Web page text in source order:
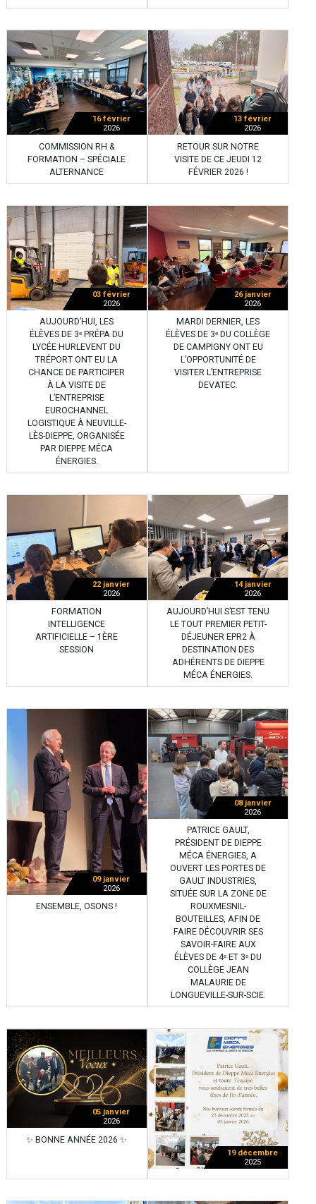
16 février
2026
COMMISSION RH &
FORMATION – SPÉCIALE
ALTERNANCE
13 février
2026
RETOUR SUR NOTRE
VISITE DE CE JEUDI 12
FÉVRIER 2026 !
03 février
2026
AUJOURD’HUI, LES
ÉLÈVES DE 3ᵉ PRÉPA DU
LYCÉE HURLEVENT DU
TRÉPORT ONT EU LA
CHANCE DE PARTICIPER
À LA VISITE DE
L’ENTREPRISE
EUROCHANNEL
LOGISTIQUE À NEUVILLE-
LÈS-DIEPPE, ORGANISÉE
PAR DIEPPE MÉCA
ÉNERGIES.
26 janvier
2026
MARDI DERNIER, LES
ÉLÈVES DE 3ᵉ DU COLLÈGE
DE CAMPIGNY ONT EU
L’OPPORTUNITÉ DE
VISITER L’ENTREPRISE
DEVATEC.
22 janvier
2026
FORMATION
INTELLIGENCE
ARTIFICIELLE – 1ÈRE
SESSION
14 janvier
2026
AUJOURD’HUI S’EST TENU
LE TOUT PREMIER PETIT-
DÉJEUNER EPR2 À
DESTINATION DES
ADHÉRENTS DE DIEPPE
MÉCA ÉNERGIES.
09 janvier
2026
ENSEMBLE, OSONS !
08 janvier
2026
PATRICE GAULT,
PRÉSIDENT DE DIEPPE
MÉCA ÉNERGIES, A
OUVERT LES PORTES DE
GAULT INDUSTRIES,
SITUÉE SUR LA ZONE DE
ROUXMESNIL-
BOUTEILLES, AFIN DE
FAIRE DÉCOUVRIR SES
SAVOIR-FAIRE AUX
ÉLÈVES DE 4ᵉ ET 3ᵉ DU
COLLÈGE JEAN
MALAURIE DE
LONGUEVILLE-SUR-SCIE.
05 janvier
2026
✨ BONNE ANNÉE 2026 ✨
19 décembre
2025